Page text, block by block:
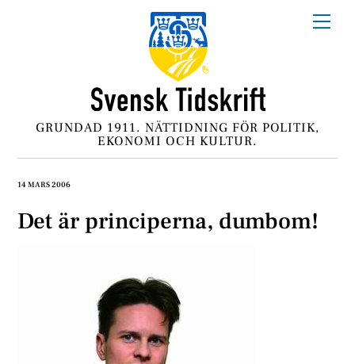
GRUNDAD 1911. NÄTTIDNING FÖR POLITIK,
EKONOMI OCH KULTUR.
14 MARS 2006
Det är principerna, dumbom!